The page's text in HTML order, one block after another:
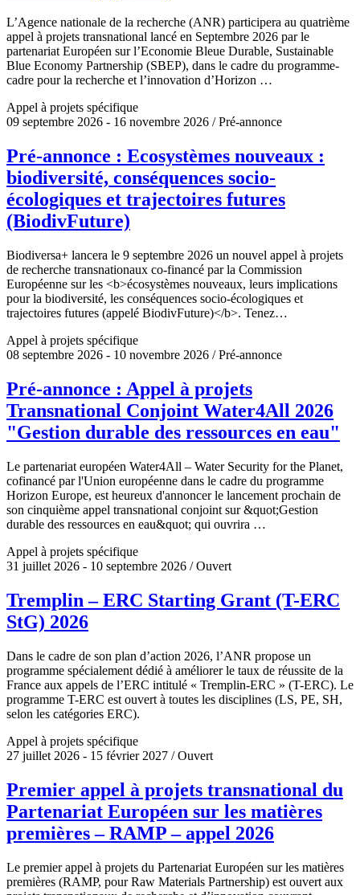
L’Agence nationale de la recherche (ANR) participera au quatrième
appel à projets transnational lancé en Septembre 2026 par le
partenariat Européen sur l’Economie Bleue Durable, Sustainable
Blue Economy Partnership (SBEP), dans le cadre du programme-
cadre pour la recherche et l’innovation d’Horizon …
Appel à projets spécifique
09 septembre 2026 - 16 novembre 2026 / Pré-annonce
Pré-annonce : Ecosystèmes nouveaux :
biodiversité, conséquences socio-
écologiques et trajectoires futures
(BiodivFuture)
Biodiversa+ lancera le 9 septembre 2026 un nouvel appel à projets
de recherche transnationaux co-financé par la Commission
Européenne sur les <b>écosystèmes nouveaux, leurs implications
pour la biodiversité, les conséquences socio-écologiques et
trajectoires futures (appelé BiodivFuture)</b>. Tenez…
Appel à projets spécifique
08 septembre 2026 - 10 novembre 2026 / Pré-annonce
Pré-annonce : Appel à projets
Transnational Conjoint Water4All 2026
"Gestion durable des ressources en eau"
Le partenariat européen Water4All – Water Security for the Planet,
cofinancé par l'Union européenne dans le cadre du programme
Horizon Europe, est heureux d'annoncer le lancement prochain de
son cinquième appel transnational conjoint sur &quot;Gestion
durable des ressources en eau&quot; qui ouvrira …
Appel à projets spécifique
31 juillet 2026 - 10 septembre 2026 / Ouvert
Tremplin – ERC Starting Grant (T-ERC
StG) 2026
Dans le cadre de son plan d’action 2026, l’ANR propose un
programme spécialement dédié à améliorer le taux de réussite de la
France aux appels de l’ERC intitulé « Tremplin-ERC » (T-ERC). Le
programme T-ERC est ouvert à toutes les disciplines (LS, PE, SH,
selon les catégories ERC).
Appel à projets spécifique
27 juillet 2026 - 15 février 2027 / Ouvert
Premier appel à projets transnational du
Partenariat Européen sur les matières
premières – RAMP – appel 2026
Le premier appel à projets du Partenariat Européen sur les matières
premières (RAMP, pour Raw Materials Partnership) est ouvert aux